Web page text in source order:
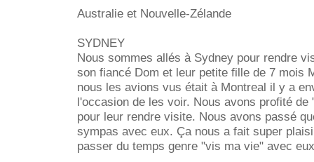
Australie et Nouvelle-Zélande
SYDNEY
Nous sommes allés à Sydney pour rendre
son fiancé Dom et leur petite fille de 7 mois
nous les avions vus était à Montreal il y a
l'occasion de les voir. Nous avons profité de
pour leur rendre visite. Nous avons passé
sympas avec eux. Ça nous a fait super
passer du temps genre "vis ma vie" avec